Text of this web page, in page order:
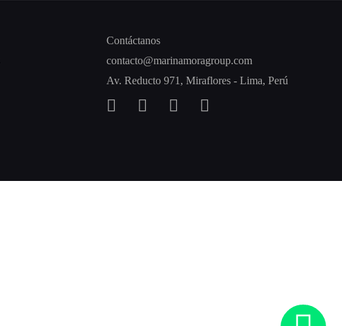
Contáctanos
contacto@marinamoragroup.com
Av. Reducto 971, Miraflores - Lima, Perú